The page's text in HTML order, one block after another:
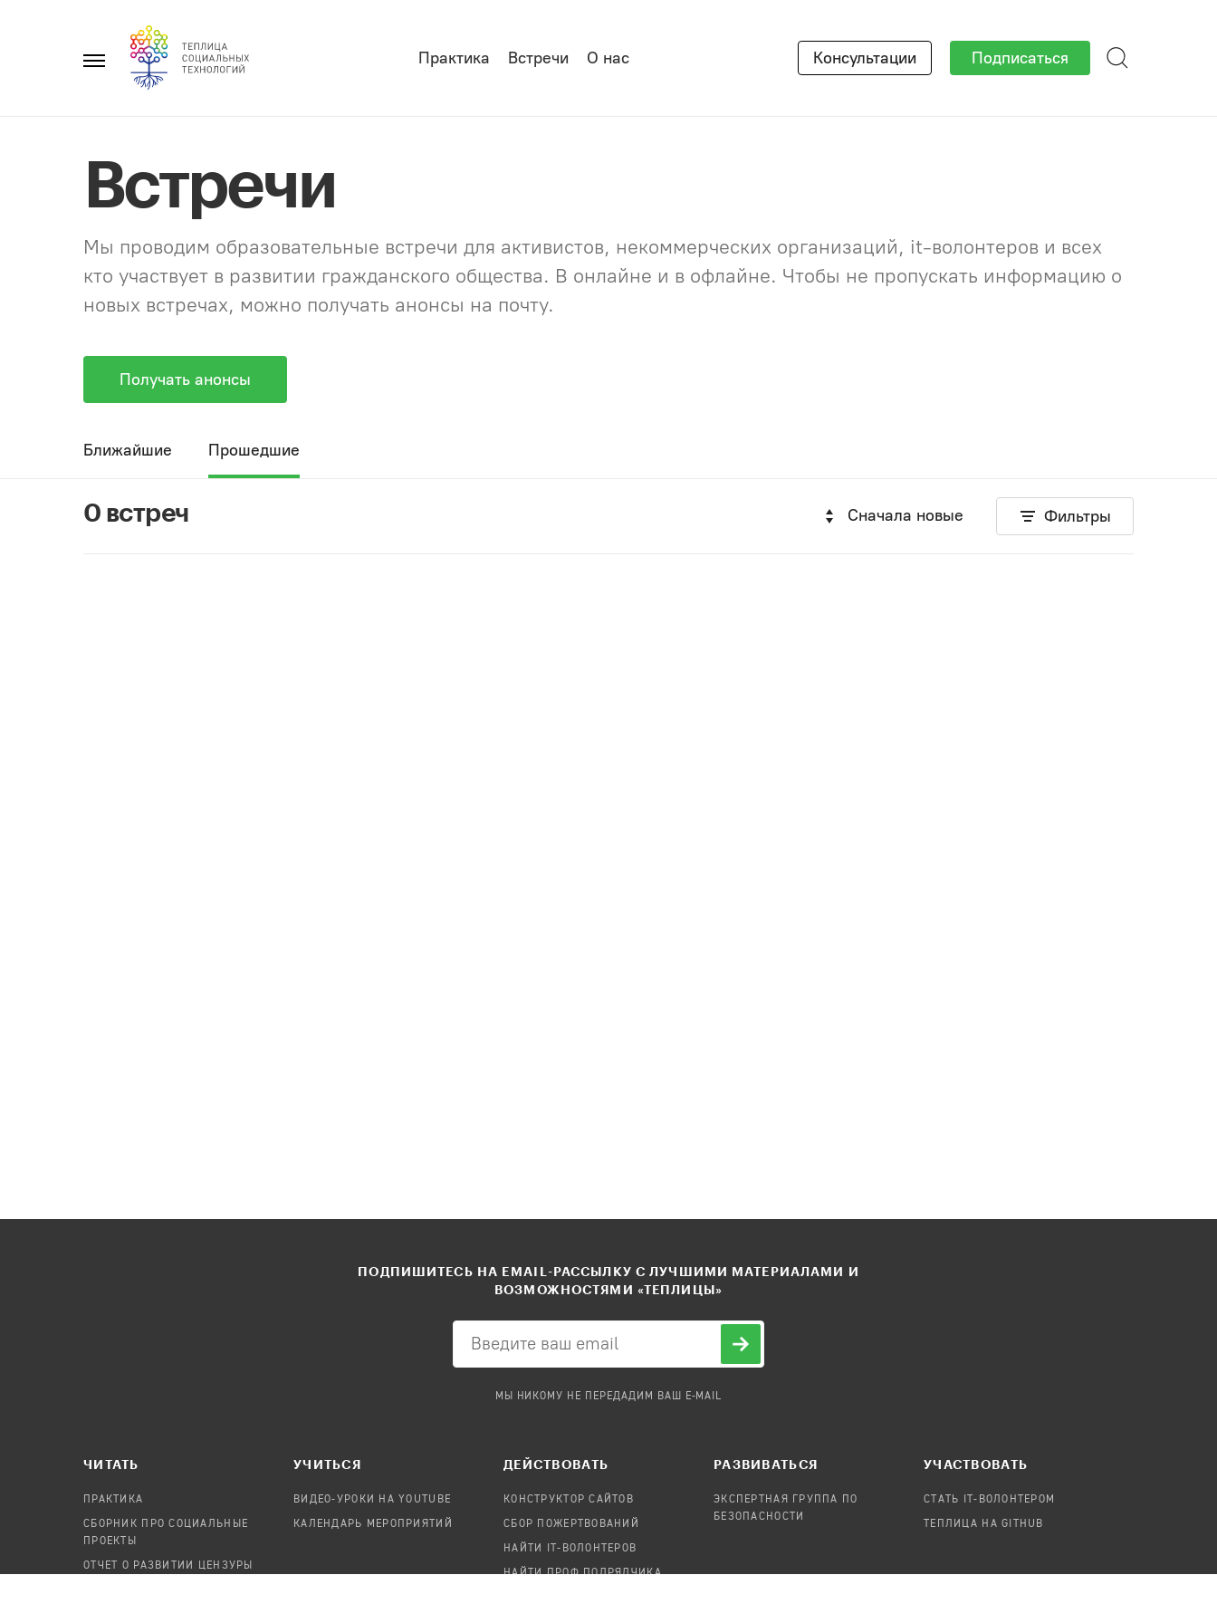
Главное
Практика Встречи О нас Консультации Подписаться
Встречи
Мы проводим образовательные встречи для активистов, некоммерческих организаций, it-волонтеров и всех
кто участвует в развитии гражданского общества. В онлайне и в офлайне. Чтобы не пропускать информацию о
новых встречах, можно получать анонсы на почту.
Получать анонсы
Ближайшие Прошедшие
0 встреч Сначала новые Фильтры
ПОДПИШИТЕСЬ НА EMAIL-РАССЫЛКУ С ЛУЧШИМИ МАТЕРИАЛАМИ И
ВОЗМОЖНОСТЯМИ «ТЕПЛИЦЫ»
МЫ НИКОМУ НЕ ПЕРЕДАДИМ ВАШ E-MAIL
ЧИТАТЬ
ПРАКТИКА
СБОРНИК ПРО СОЦИАЛЬНЫЕ
ПРОЕКТЫ
ОТЧЕТ О РАЗВИТИИ ЦЕНЗУРЫ
УЧИТЬСЯ
ВИДЕО-УРОКИ НА YOUTUBE
КАЛЕНДАРЬ МЕРОПРИЯТИЙ
ДЕЙСТВОВАТЬ
КОНСТРУКТОР САЙТОВ
СБОР ПОЖЕРТВОВАНИЙ
НАЙТИ IT-ВОЛОНТЕРОВ
НАЙТИ ПРОФ.ПОДРЯДЧИКА
РАЗВИВАТЬСЯ
ЭКСПЕРТНАЯ ГРУППА ПО
БЕЗОПАСНОСТИ
УЧАСТВОВАТЬ
СТАТЬ IT-ВОЛОНТЕРОМ
ТЕПЛИЦА НА GITHUB